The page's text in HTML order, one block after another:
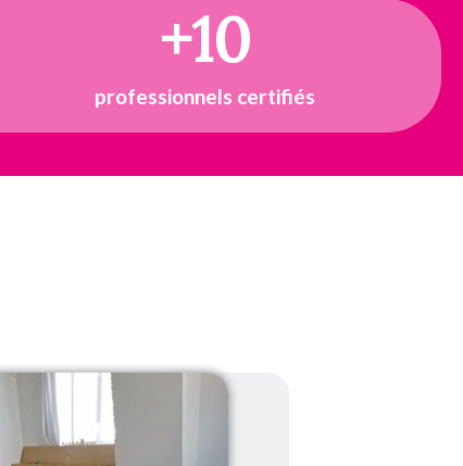
professionnels certifiés
+10